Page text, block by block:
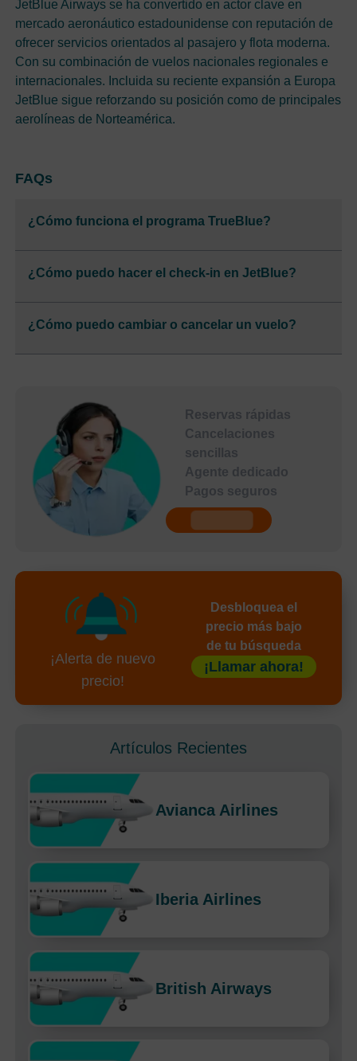
JetBlue Airways se ha convertido en actor clave en
mercado aeronáutico estadounidense con reputación de
ofrecer servicios orientados al pasajero y flota moderna.
Con su combinación de vuelos nacionales regionales e
internacionales. Incluida su reciente expansión a Europa
JetBlue sigue reforzando su posición como de principales
aerolíneas de Norteamérica.
FAQs
¿Cómo funciona el programa TrueBlue?
¿Cómo puedo hacer el check-in en JetBlue?
¿Cómo puedo cambiar o cancelar un vuelo?
Reservas rápidas
Cancelaciones
sencillas
Agente dedicado
Pagos seguros
¡Alerta de nuevo
precio!
Desbloquea el
precio más bajo
de tu búsqueda
¡Llamar ahora!
Artículos Recientes
Avianca Airlines
Iberia Airlines
British Airways